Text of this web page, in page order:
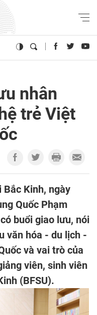
nhân
trẻ Việt
Bắc Kinh, ngày
Quốc Phạm
buổi giao lưu, nói
văn hóa - du lịch -
và vai trò của
viên, sinh viên
(BFSU).